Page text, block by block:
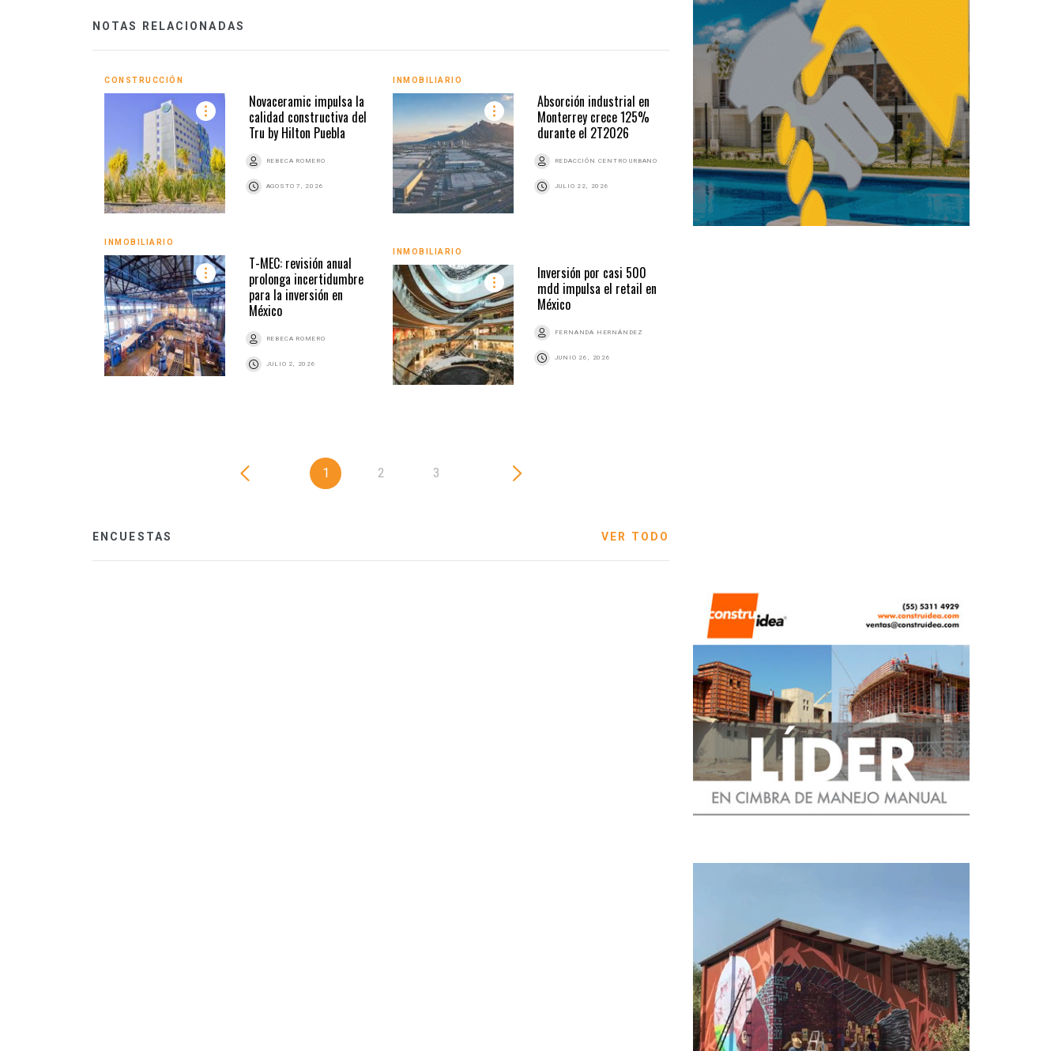
NOTAS RELACIONADAS
CONSTRUCCIÓN
Novaceramic impulsa la
calidad constructiva del
Tru by Hilton Puebla
REBECA ROMERO
AGOSTO 7, 2026
INMOBILIARIO
Absorción industrial en
Monterrey crece 125%
durante el 2T2026
REDACCIÓN CENTRO URBANO
JULIO 22, 2026
INMOBILIARIO
T-MEC: revisión anual
prolonga incertidumbre
para la inversión en
México
REBECA ROMERO
JULIO 2, 2026
INMOBILIARIO
Inversión por casi 500
mdd impulsa el retail en
México
FERNANDA HERNÁNDEZ
JUNIO 26, 2026
Oficinas en México: de la
crisis a la reinvención
del espacio corporativo
FERNANDA HERNÁNDEZ
JUNIO 26, 2026
1 2 3
ENCUESTAS VER TODO